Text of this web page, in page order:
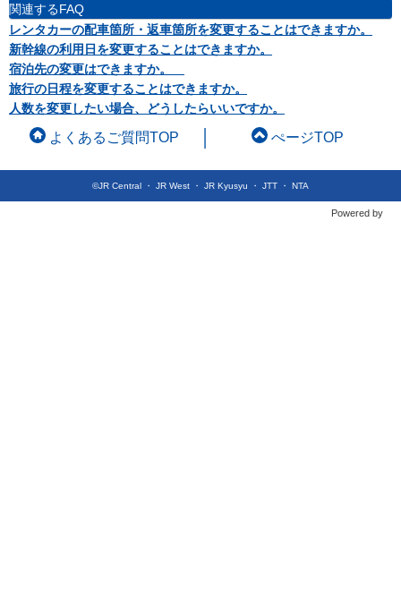
関連するFAQ
レンタカーの配車箇所・返車箇所を変更することはできますか。
新幹線の利用日を変更することはできますか。
宿泊先の変更はできますか。
旅行の日程を変更することはできますか。
人数を変更したい場合、どうしたらいいですか。
©JR Central ・ JR West ・ JR Kyusyu ・ JTT ・ NTA
Powered by
よくあるご質問TOP ぺージTOP